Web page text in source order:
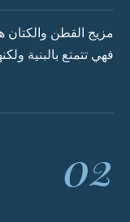
مزيج القطن والكتان
فهي تتمتع بالبنية
02